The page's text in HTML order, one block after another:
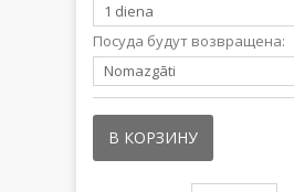
1 diena
Посуда будут возвращена:
Nomazgāti
В КОРЗИНУ